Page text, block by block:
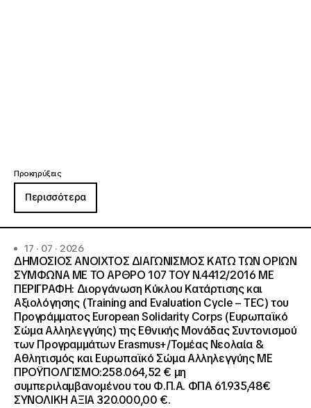
Προκηρύξεις
Περισσότερα
17 · 07 · 2026
ΔΗΜΟΣΙΟΣ ΑΝΟΙΧΤΟΣ ΔΙΑΓΩΝΙΣΜΟΣ ΚΑΤΩ ΤΩΝ ΟΡΙΩΝ
ΣΥΜΦΩΝΑ ΜΕ ΤΟ ΑΡΘΡΟ 107 ΤΟΥ Ν.4412/2016 ΜΕ
ΠΕΡΙΓΡΑΦΗ: Διοργάνωση Κύκλου Κατάρτισης και
Αξιολόγησης (Training and Evaluation Cycle – TEC) του
Προγράμματος European Solidarity Corps (Ευρωπαϊκό
Σώμα Αλληλεγγύης) της Εθνικής Μονάδας Συντονισμού
των Προγραμμάτων Erasmus+/Τομέας Νεολαία &
Αθλητισμός και Ευρωπαϊκό Σώμα Αλληλεγγύης ΜΕ
ΠΡΟΫΠΟΛΓΙΣΜΟ:258.064,52 € μη
συμπεριλαμβανομένου του Φ.Π.Α. ΦΠΑ 61.935,48€
ΣΥΝΟΛΙΚΗ ΑΞΙΑ 320.000,00 €.